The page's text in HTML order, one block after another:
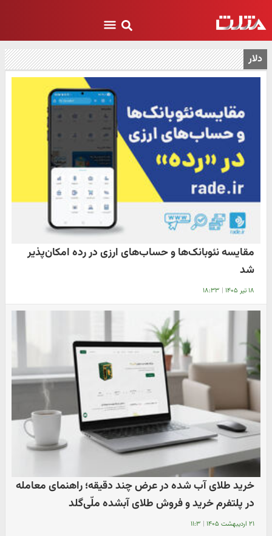
دلار
مقایسه نئوبانک‌ها و حساب‌های ارزی در رده امکان‌پذیر
شد
۱۸ تیر ۱۴۰۵ | ۱۸:۳۳
خرید طلای آب شده در عرض چند دقیقه؛‌ راهنمای معامله
در پلتفرم خرید و فروش طلای آبشده ملّی‌گلد
۲۱ اردیبهشت ۱۴۰۵ | ۱۱:۳